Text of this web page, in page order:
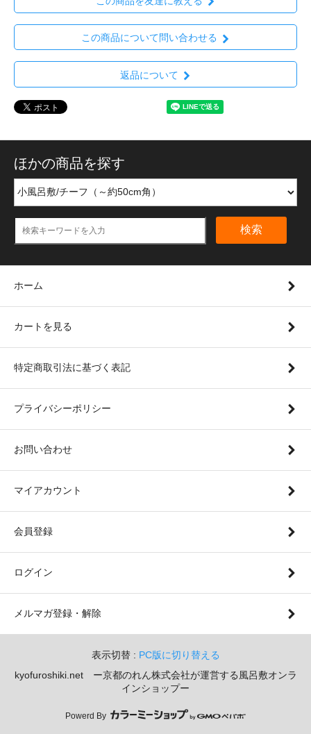
この商品について問い合わせる
返品について
ほかの商品を探す
検索
ホーム
カートを見る
特定商取引法に基づく表記
プライバシーポリシー
お問い合わせ
マイアカウント
会員登録
ログイン
メルマガ登録・解除
表示切替 : PC版に切り替える
kyofuroshiki.net ー京都のれん株式会社が運営する風呂敷オンラ
インショップー
Powerd By